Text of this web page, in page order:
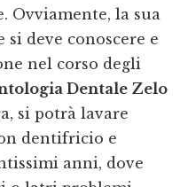
Ovviamente, la sua
deve conoscere e
nel corso degli
Dentale Zelo
si potrà lavare
dentifricio e
anni, dove